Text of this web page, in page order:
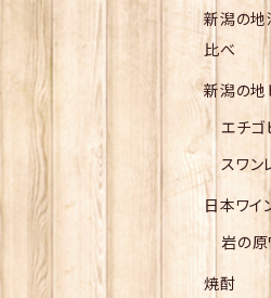
新潟の地
比べ
新潟の地
エチゴ
スワン
日本ワイ
岩の原
焼酎